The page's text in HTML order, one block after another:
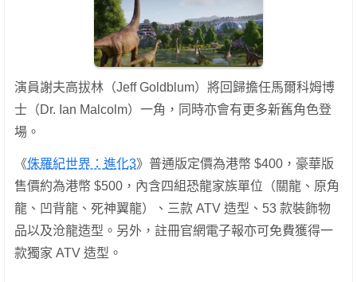
演員謝夫高拔林（Jeff Goldblum）將回歸擔任馬爾科姆博
士（Dr. Ian Malcolm）一角，同時亦會有更多新舊角色登
場。
《侏羅紀世界：進化3》普通版定價為港幣 $400，豪華版
售價約為港幣 $500，內含四組恐龍家族單位（關龍、原角
龍、凹背龍、死神翼龍）、三款 ATV 造型、53 款裝飾物
品以及沧龍造型。另外，註冊官網電子報亦可免費獲得一
款獨家 ATV 造型。